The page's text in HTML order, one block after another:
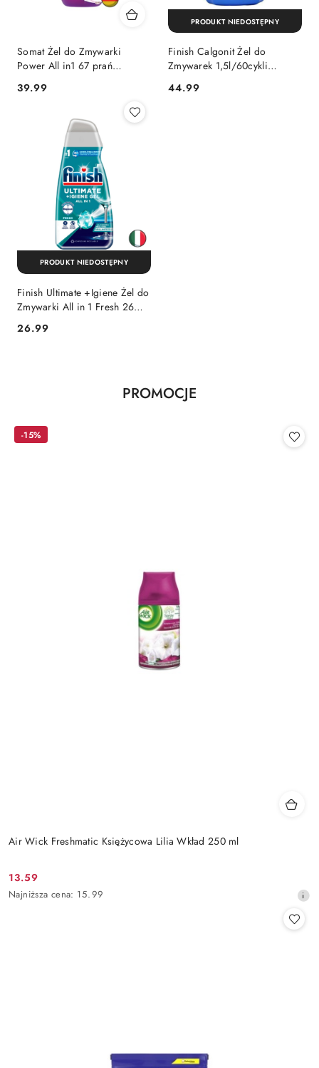
Somat Żel do Zmywarki
Power All in1 67 prań
Cena:
39.99
Finish Calgonit Żel do
Zmywarek 1,5l/60cykli
Cena:
44.99
PRODUKT NIEDOSTĘPNY
Finish Ultimate +Igiene Żel do
Zmywarki All in 1 Fresh 26
Cena:
26.99
PRODUKT NIEDOSTĘPNY
Pomiń karuzelę produktów
Produkty
PROMOCJE
Air Wick Freshmatic Księżycowa Lilia Wkład 250 ml
Cena
promocyjna:
13.59
Najniższa
Najniższa cena: 15.99
-15%